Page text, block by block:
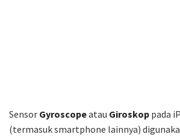
Sensor Gyroscopeatau Giroskop pada
(termasuk smartphone lainnya)